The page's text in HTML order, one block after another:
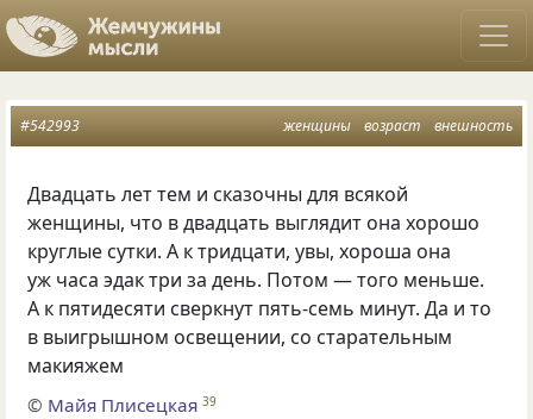
женщины возраст внешность
#542993
Двадцать лет тем и сказочны для всякой
женщины, что в двадцать выглядит она хорошо
круглые сутки. А к тридцати, увы, хороша она
уж часа эдак три за день. Потом — того меньше.
А к пятидесяти сверкнут пять-семь минут. Да и то
в выигрышном освещении, со старательным
макияжем
© Майя Плисецкая 39